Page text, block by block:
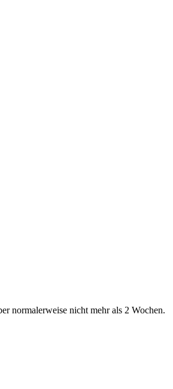
normalerweise nicht mehr als 2 Wochen.